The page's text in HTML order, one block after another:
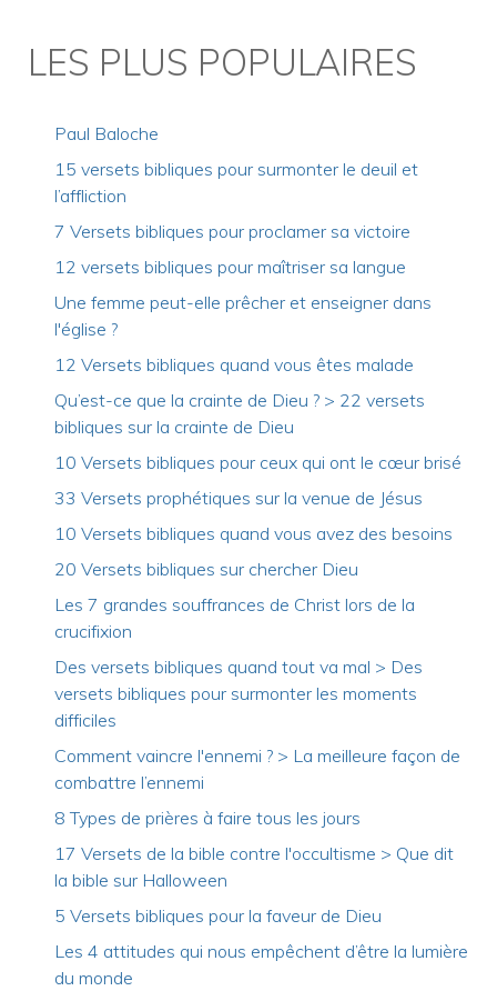
LES PLUS POPULAIRES
Paul Baloche
15 versets bibliques pour surmonter le deuil et
l’affliction
7 Versets bibliques pour proclamer sa victoire
12 versets bibliques pour maîtriser sa langue
Une femme peut-elle prêcher et enseigner dans
l'église ?
12 Versets bibliques quand vous êtes malade
Qu’est-ce que la crainte de Dieu ? > 22 versets
bibliques sur la crainte de Dieu
10 Versets bibliques pour ceux qui ont le cœur brisé
33 Versets prophétiques sur la venue de Jésus
10 Versets bibliques quand vous avez des besoins
20 Versets bibliques sur chercher Dieu
Les 7 grandes souffrances de Christ lors de la
crucifixion
Des versets bibliques quand tout va mal > Des
versets bibliques pour surmonter les moments
difficiles
Comment vaincre l'ennemi ? > La meilleure façon de
combattre l’ennemi
8 Types de prières à faire tous les jours
17 Versets de la bible contre l'occultisme > Que dit
la bible sur Halloween
5 Versets bibliques pour la faveur de Dieu
Les 4 attitudes qui nous empêchent d’être la lumière
du monde